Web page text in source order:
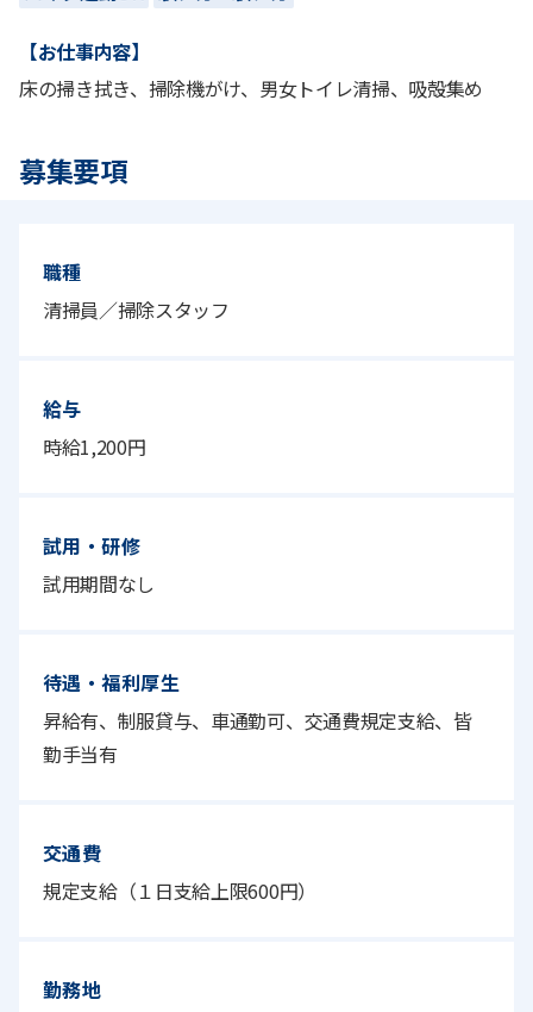
【お仕事内容】
床の掃き拭き、掃除機がけ、男女トイレ清掃、吸殻集め
募集要項
職種
清掃員／掃除スタッフ
給与
時給1,200円
試用・研修
試用期間なし
待遇・福利厚生
昇給有、制服貸与、車通勤可、交通費規定支給、皆
勤手当有
交通費
規定支給（１日支給上限600円）
勤務地